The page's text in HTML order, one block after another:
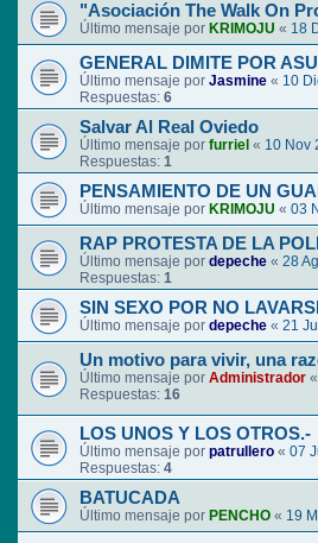
"Asociación The Walk On
Último mensaje por KRIMOJU « 18
GENERAL DIMITE POR
Último mensaje por Jasmine « 10
Respuestas: 6
Salvar Al Real Oviedo
Último mensaje por furriel « 10 Nov
Respuestas: 1
PENSAMIENTO DE UN
Último mensaje por KRIMOJU « 03
RAP PROTESTA DE LA
Último mensaje por depeche « 28
Respuestas: 1
SIN SEXO POR NO
Último mensaje por depeche « 21
Un motivo para vivir, una
Último mensaje por Administrador «
Respuestas: 16
LOS UNOS Y LOS OTROS.-
Último mensaje por patrullero « 07
Respuestas: 4
BATUCADA
Último mensaje por PENCHO « 19